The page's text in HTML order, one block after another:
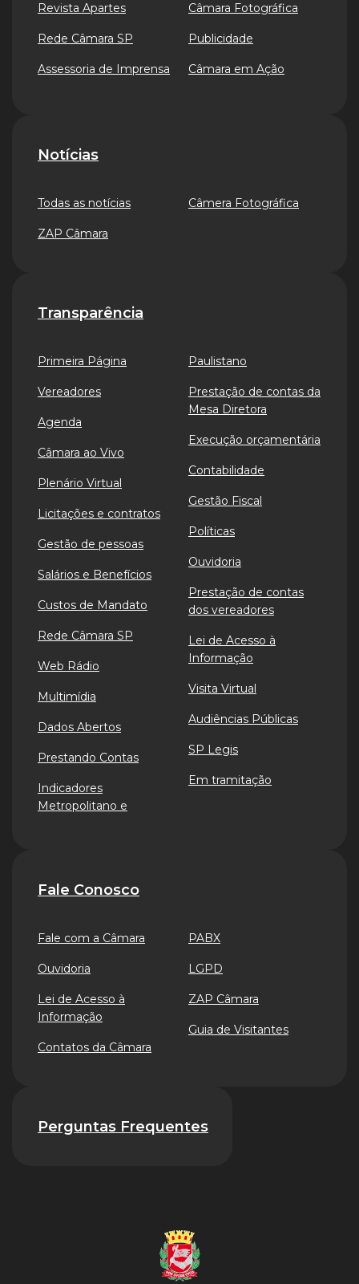
Revista Apartes
Rede Câmara SP
Assessoria de Imprensa
Câmara Fotográfica
Publicidade
Câmara em Ação
Notícias
Todas as notícias
ZAP Câmara
Câmera Fotográfica
Transparência
Primeira Página
Vereadores
Agenda
Câmara ao Vivo
Plenário Virtual
Licitações e contratos
Gestão de pessoas
Salários e Benefícios
Custos de Mandato
Rede Câmara SP
Web Rádio
Multimídia
Dados Abertos
Prestando Contas
Indicadores
Metropolitano e
Paulistano
Prestação de contas da
Mesa Diretora
Execução orçamentária
Contabilidade
Gestão Fiscal
Políticas
Ouvidoria
Prestação de contas
dos vereadores
Lei de Acesso à
Informação
Visita Virtual
Audiências Públicas
SP Legis
Em tramitação
Fale Conosco
Fale com a Câmara
Ouvidoria
Lei de Acesso à
Informação
Contatos da Câmara
PABX
LGPD
ZAP Câmara
Guia de Visitantes
Perguntas Frequentes